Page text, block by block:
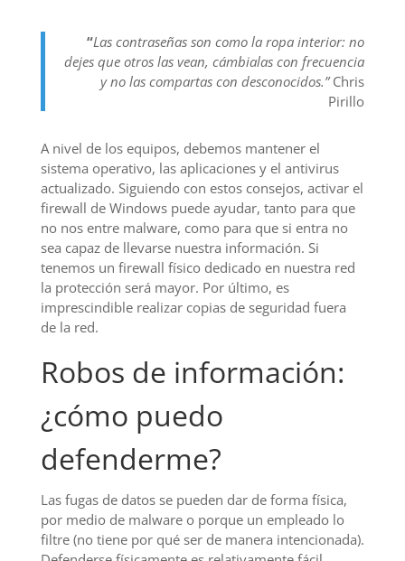
“Las contraseñas son como la ropa interior: no
dejes que otros las vean, cámbialas con frecuencia
y no las compartas con desconocidos.”Chris
Pirillo
A nivel de los equipos, debemos mantener el
sistema operativo, las aplicaciones y el antivirus
actualizado. Siguiendo con estos consejos, activar el
firewall de Windows puede ayudar, tanto para que
no nos entre malware, como para que si entra no
sea capaz de llevarse nuestra información. Si
tenemos un firewall físico dedicado en nuestra red
la protección será mayor. Por último, es
imprescindible realizar copias de seguridad fuera
de la red.
Robos de información:
¿cómo puedo
defenderme?
Las fugas de datos se pueden dar de forma física,
por medio de malware o porque un empleado lo
filtre (no tiene por qué ser de manera intencionada).